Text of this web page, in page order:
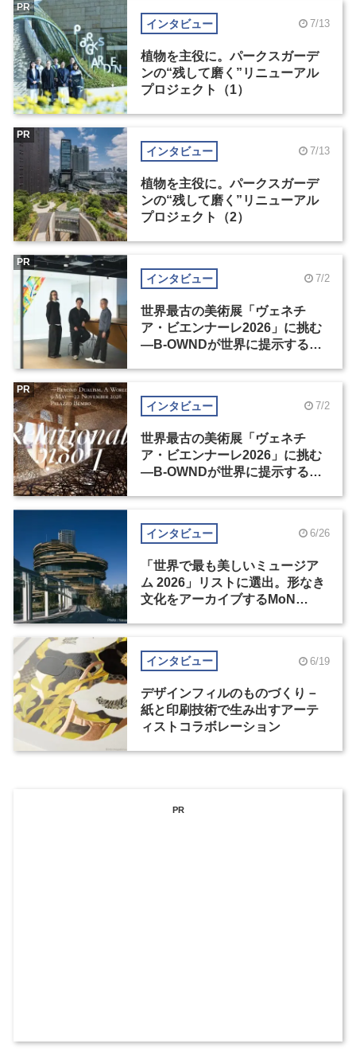
インタビュー 7/13
植物を主役に。パークスガーデ
ンの“残して磨く”リニューアル
プロジェクト（1）
PR
インタビュー 7/13
植物を主役に。パークスガーデ
ンの“残して磨く”リニューアル
プロジェクト（2）
PR
インタビュー 7/2
世界最古の美術展「ヴェネチ
ア・ビエンナーレ2026」に挑む
―B-OWNDが世界に提示する美
PR
インタビュー 7/2
世界最古の美術展「ヴェネチ
ア・ビエンナーレ2026」に挑む
―B-OWNDが世界に提示する美
PR
インタビュー 6/26
「世界で最も美しいミュージア
ム 2026」リストに選出。形なき
文化をアーカイブするMoN
インタビュー 6/19
デザインフィルのものづくり－
紙と印刷技術で生み出すアーテ
ィストコラボレーション
PR